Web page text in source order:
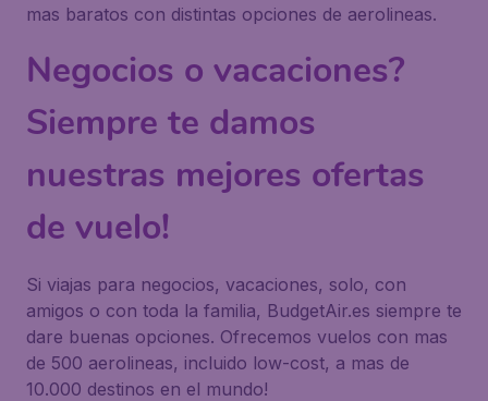
mas baratos con distintas opciones de aerolineas.
Negocios o vacaciones?
Siempre te damos
nuestras mejores ofertas
de vuelo!
Si viajas para negocios, vacaciones, solo, con
amigos o con toda la familia, BudgetAir.es siempre te
dare buenas opciones. Ofrecemos vuelos con mas
de 500 aerolineas, incluido low-cost, a mas de
10.000 destinos en el mundo!